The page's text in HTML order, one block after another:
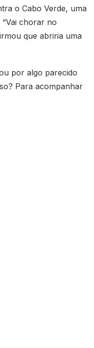
o Cabo Verde, uma
chorar no
que abriria uma
por algo parecido
Para acompanhar